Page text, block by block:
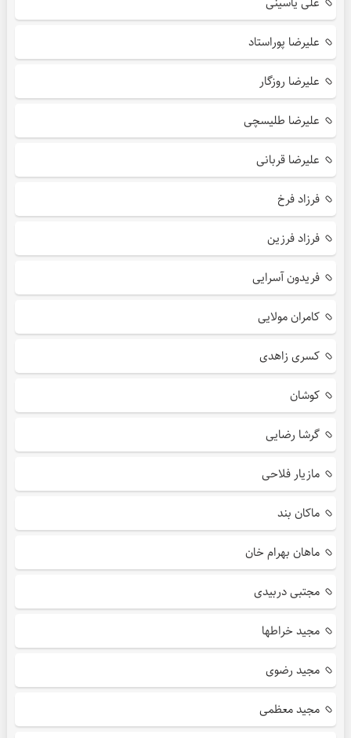
علیرضا پوراستاد
علیرضا روزگار
علیرضا طلیسچی
علیرضا قربانی
فرزاد فرخ
فرزاد فرزین
فریدون آسرایی
کامران مولایی
کسری زاهدی
کوشان
گرشا رضایی
مازیار فلاحی
ماکان بند
ماهان بهرام خان
مجتبی دربیدی
مجید خراطها
مجید رضوی
مجید معظمی